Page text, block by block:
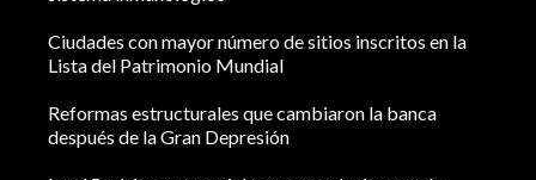
Ciudades con mayor número de sitios inscritos en la
Lista del Patrimonio Mundial
Reformas estructurales que cambiaron la banca
después de la Gran Depresión